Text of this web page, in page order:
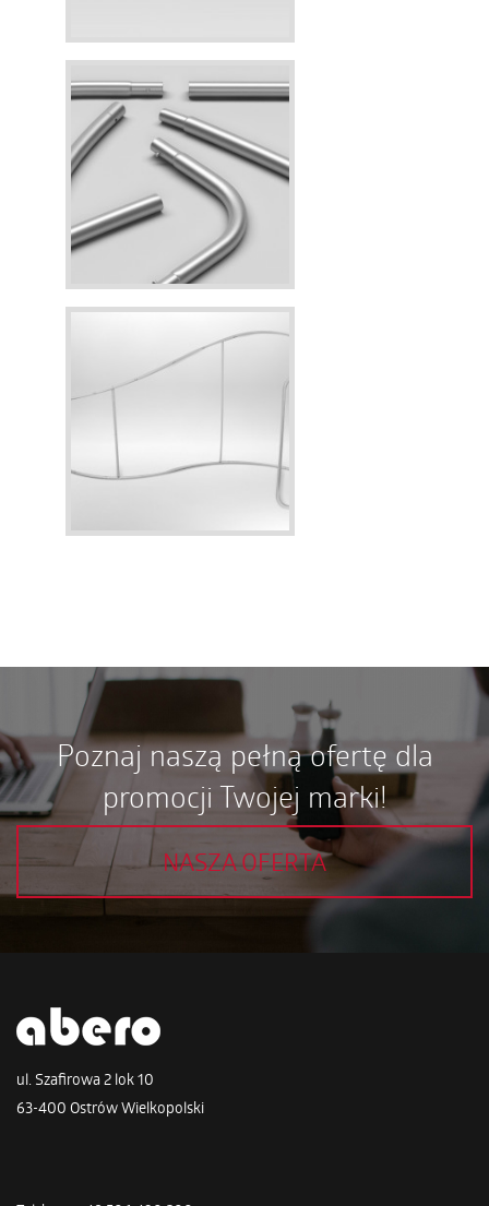
Poznaj naszą pełną ofertę dla
promocji Twojej marki!
NASZA OFERTA
ul. Szafirowa 2 lok 10
63-400 Ostrów Wielkopolski